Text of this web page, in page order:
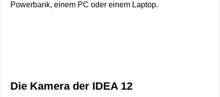
Powerbank, einem PC oder einem Laptop.
Die Kamera der IDEA 12